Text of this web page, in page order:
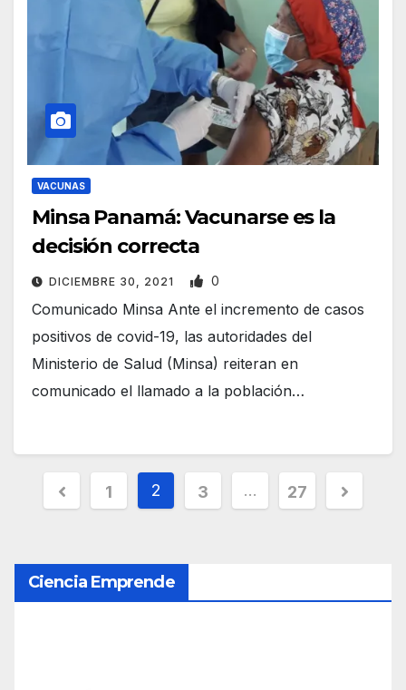
VACUNAS
Minsa Panamá: Vacunarse es la
decisión correcta
DICIEMBRE 30, 2021 0
Comunicado Minsa Ante el incremento de casos
positivos de covid-19, las autoridades del
Ministerio de Salud (Minsa) reiteran en
comunicado el llamado a la población…
g
i
1 2 3 … 27
Ciencia Emprende